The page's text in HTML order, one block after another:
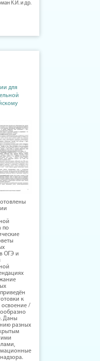
К.И. и др.
для
по
ОГЭ и
к
освоение /
Даны
разных